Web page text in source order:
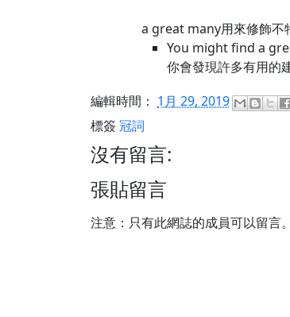
a great many用來修飾不
You might find a
你會發現許多有用的建
編輯時間： 1月 29, 2019
標簽 冠詞
沒有留言:
張貼留言
注意：只有此網誌的成員可以留言。